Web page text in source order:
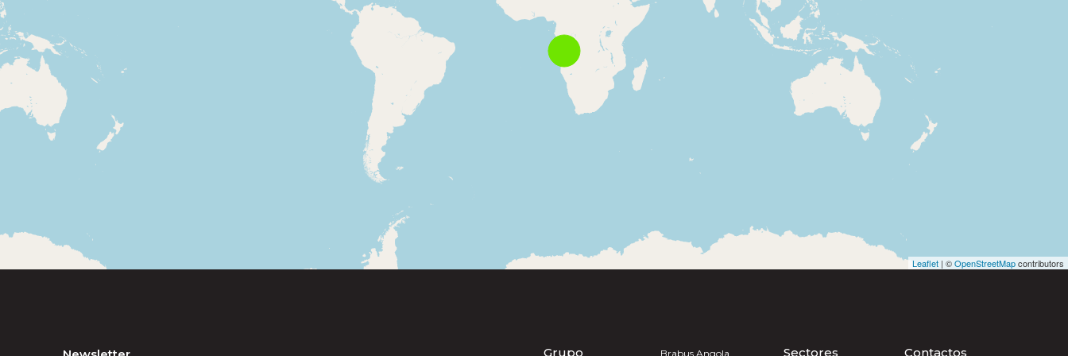
Leaflet | ©OpenStreetMapcontributors
Grupo Brabus Angola Sectores Contactos